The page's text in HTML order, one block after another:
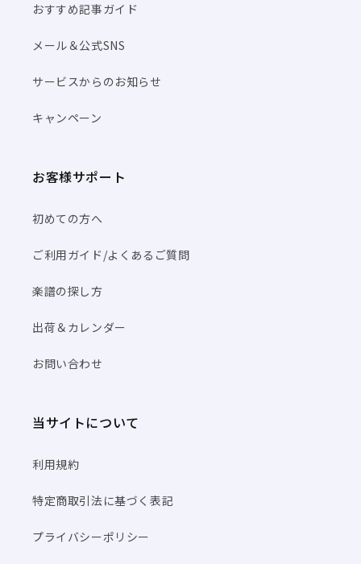
おすすめ記事ガイド
メール＆公式SNS
サービスからのお知らせ
キャンペーン
お客様サポート
初めての方へ
ご利用ガイド/よくあるご質問
楽譜の探し方
出荷＆カレンダー
お問い合わせ
当サイトについて
利用規約
特定商取引法に基づく表記
プライバシーポリシー